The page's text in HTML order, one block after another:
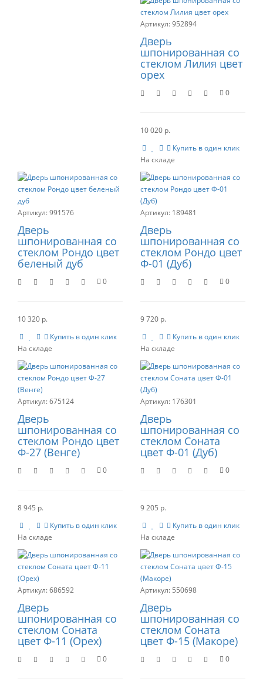
952894
Дверь
шпонированная со
стеклом Лилия цвет
орех
0
10 020 р.
Купить в один клик
991576
Дверь
шпонированная со
стеклом Рондо цвет
беленый дуб
0
10 320 р.
Купить в один клик
189481
Дверь
шпонированная со
стеклом Рондо цвет
Ф-01 (Дуб)
0
9 720 р.
Купить в один клик
675124
Дверь
шпонированная со
стеклом Рондо цвет
Ф-27 (Венге)
0
8 945 р.
Купить в один клик
176301
Дверь
шпонированная со
стеклом Соната
цвет Ф-01 (Дуб)
0
9 205 р.
Купить в один клик
686592
Дверь
шпонированная со
стеклом Соната
цвет Ф-11 (Орех)
0
550698
Дверь
шпонированная со
стеклом Соната
цвет Ф-15 (Макоре)
0